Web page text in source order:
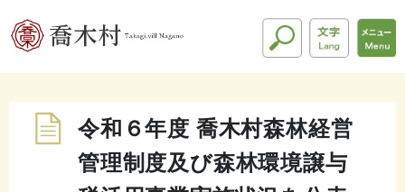
令和６年度 喬木村森林経営
管理制度及び森林環境譲与